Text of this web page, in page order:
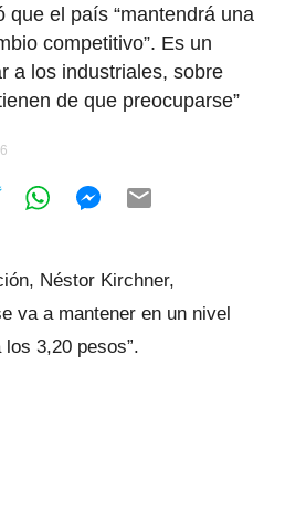
que el país “mantendrá una
competitivo”. Es un
a los industriales, sobre
de que preocuparse”
Néstor Kirchner,
va a mantener en un nivel
3,20 pesos”.